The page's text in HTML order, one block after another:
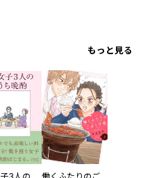
もっと見る